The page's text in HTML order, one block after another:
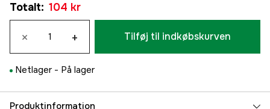
Totalt: 104 kr
× + Tilføj til indkøbskurven
Netlager - På lager
Produktinformation